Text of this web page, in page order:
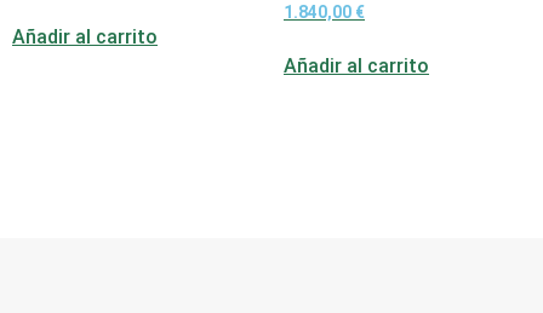
Añadir al carrito
1.840,00 €
Añadir al carrito